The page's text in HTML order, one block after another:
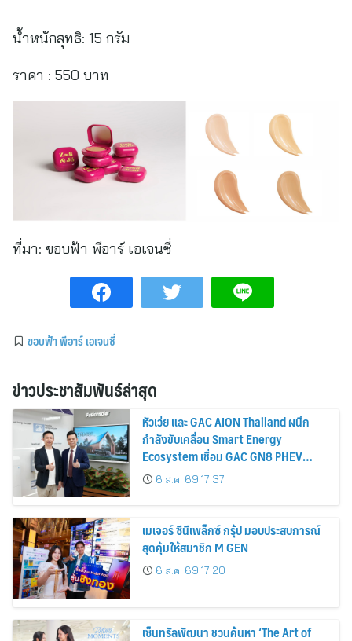
น้ำหนักสุทธิ: 15 กรัม
ราคา : 550 บาท
ที่มา: ขอบฟ้า พีอาร์ เอเจนซี่
ขอบฟ้า พีอาร์ เอเจนซี่
ข่าวประชาสัมพันธ์ล่าสุด
หัวเว่ย และ GAC AION Thailand ผนึก
กำลังขับเคลื่อน Smart Energy
Ecosystem เชื่อม GAC GN8 PHEV
รถยนต์ MPV ระดับพรีเมียม เข้ากับ
พลังงานแสงอาทิตย์ภายในบ้าน
6 ส.ค. 69 17:37
เมเจอร์ ซีนีเพล็กซ์ กรุ้ป มอบประสบการณ์
สุดคุ้มให้สมาชิก M GEN
6 ส.ค. 69 17:20
เซ็นทรัลพัฒนา ชวนค้นหา ‘The Art of